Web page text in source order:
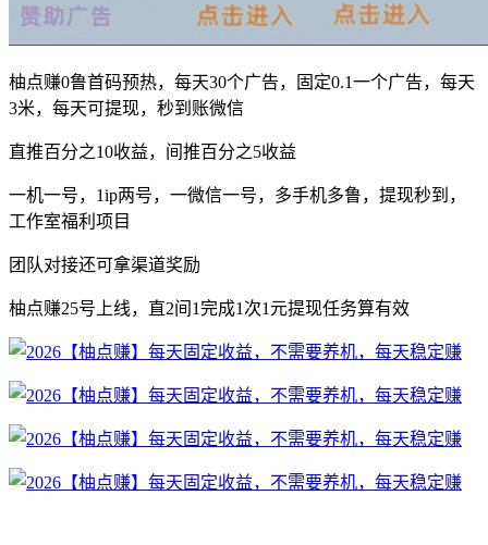
柚点赚0鲁首码预热，每天30个广告，固定0.1一个广告，每天
3米，每天可提现，秒到账微信
直推百分之10收益，间推百分之5收益
一机一号，1ip两号，一微信一号，多手机多鲁，提现秒到，
工作室福利项目
团队对接还可拿渠道奖励
柚点赚25号上线，直2间1完成1次1元提现任务算有效